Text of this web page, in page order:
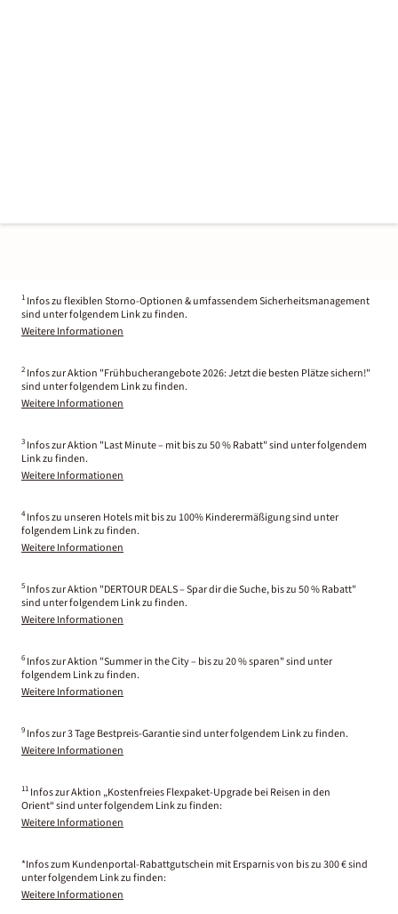
1 Infos zu flexiblen Storno-Optionen & umfassendem Sicherheitsmanagement
sind unter folgendem Link zu finden.
Weitere Informationen
2 Infos zur Aktion "Frühbucherangebote 2026: Jetzt die besten Plätze sichern!"
sind unter folgendem Link zu finden.
Weitere Informationen
3 Infos zur Aktion "Last Minute – mit bis zu 50 % Rabatt" sind unter folgendem
Link zu finden.
Weitere Informationen
4 Infos zu unseren Hotels mit bis zu 100% Kinderermäßigung sind unter
folgendem Link zu finden.
Weitere Informationen
5 Infos zur Aktion "DERTOUR DEALS – Spar dir die Suche, bis zu 50 % Rabatt"
sind unter folgendem Link zu finden.
Weitere Informationen
6 Infos zur Aktion "Summer in the City – bis zu 20 % sparen" sind unter
folgendem Link zu finden.
Weitere Informationen
9 Infos zur 3 Tage Bestpreis-Garantie sind unter folgendem Link zu finden.
Weitere Informationen
11 Infos zur Aktion „Kostenfreies Flexpaket-Upgrade bei Reisen in den
Orient“ sind unter folgendem Link zu finden:
Weitere Informationen
*Infos zum Kundenportal-Rabattgutschein mit Ersparnis von bis zu 300 € sind
unter folgendem Link zu finden:
Weitere Informationen